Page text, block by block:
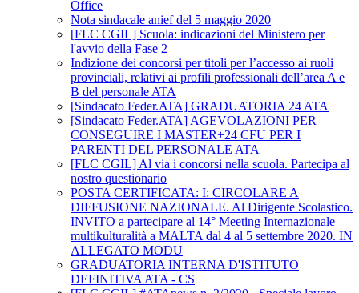
Office
Nota sindacale anief del 5 maggio 2020
[FLC CGIL] Scuola: indicazioni del Ministero per
l'avvio della Fase 2
Indizione dei concorsi per titoli per l’accesso ai ruoli
provinciali, relativi ai profili professionali dell’area A e
B del personale ATA
[Sindacato Feder.ATA] GRADUATORIA 24 ATA
[Sindacato Feder.ATA] AGEVOLAZIONI PER
CONSEGUIRE I MASTER+24 CFU PER I
PARENTI DEL PERSONALE ATA
[FLC CGIL] Al via i concorsi nella scuola. Partecipa al
nostro questionario
POSTA CERTIFICATA: I: CIRCOLARE A
DIFFUSIONE NAZIONALE. Al Dirigente Scolastico.
INVITO a partecipare al 14° Meeting Internazionale
multikulturalità a MALTA dal 4 al 5 settembre 2020. IN
ALLEGATO MODU
GRADUATORIA INTERNA D'ISTITUTO
DEFINITIVA ATA - CS